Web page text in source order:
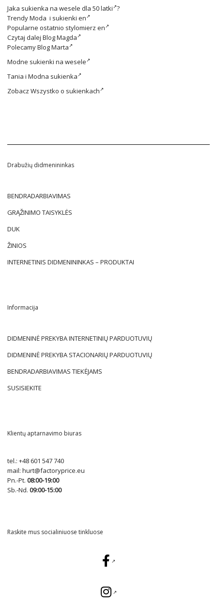
Jaka sukienka na wesele dla 50 latki ?
TrendyModa i sukienki en
Popularne ostatnio stylomierz en
Czytaj dalej Blog Magda
PolecamyBlog Marta
Modne sukienki na wesele
Tania i Modna sukienka
Zobacz Wszystko o sukienkach
Drabužių didmenininkas
BENDRADARBIAVIMAS
GRĄŽINIMO TAISYKLĖS
DUK
ŽINIOS
INTERNETINIS DIDMENININKAS – PRODUKTAI
Informacija
DIDMENINĖ PREKYBA INTERNETINIŲ PARDUOTUVIŲ
DIDMENINĖ PREKYBA STACIONARIŲ PARDUOTUVIŲ
BENDRADARBIAVIMAS TIEKĖJAMS
SUSISIEKITE
Klientų aptarnavimo biuras
tel.: +48 601 547 740
mail: hurt@factoryprice.eu
Pn.-Pt. 08:00-19:00
Sb.-Nd. 09:00-15:00
Raskite mus socialiniuose tinkluose